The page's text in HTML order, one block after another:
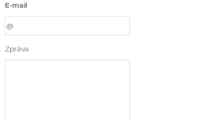
E-mail
Zpráva